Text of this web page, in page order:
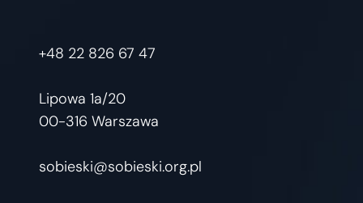
+48 22 826 67 47
Lipowa 1a/20
00-316 Warszawa
sobieski@sobieski.org.pl